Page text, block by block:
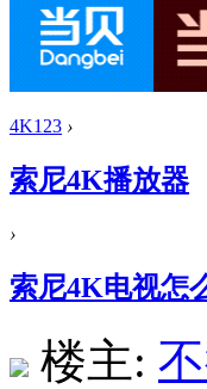
4K123 ›
索尼4K播放器
›
索尼4K电视怎
楼主: